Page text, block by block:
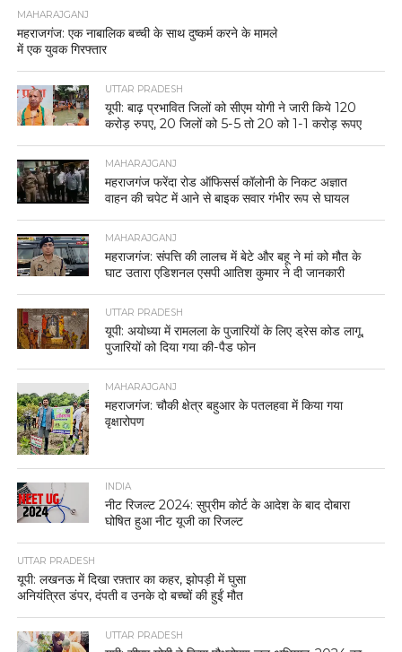
MAHARAJGANJ
महराजगंज: एक नाबालिक बच्ची के साथ दुष्कर्म करने के मामले
में एक युवक गिरफ्तार
UTTAR PRADESH
यूपी: बाढ़ प्रभावित जिलों को सीएम योगी ने जारी किये 120
करोड़ रुपए, 20 जिलों को 5-5 तो 20 को 1-1 करोड़ रूपए
MAHARAJGANJ
महराजगंज फरेंदा रोड ऑफिसर्स कॉलोनी के निकट अज्ञात
वाहन की चपेट में आने से बाइक सवार गंभीर रूप से घायल
MAHARAJGANJ
महराजगंज: संपत्ति की लालच में बेटे और बहू ने मां को मौत के
घाट उतारा एडिशनल एसपी आतिश कुमार ने दी जानकारी
UTTAR PRADESH
यूपी: अयोध्या में रामलला के पुजारियों के लिए ड्रेस कोड लागू,
पुजारियों को दिया गया की-पैड फोन
MAHARAJGANJ
महराजगंज: चौकी क्षेत्र बहुआर के पतलहवा में किया गया
वृक्षारोपण
INDIA
नीट रिजल्ट 2024: सुप्रीम कोर्ट के आदेश के बाद दोबारा
घोषित हुआ नीट यूजी का रिजल्ट
UTTAR PRADESH
यूपी: लखनऊ में दिखा रफ़्तार का कहर, झोपड़ी में घुसा
अनियंत्रित डंपर, दंपती व उनके दो बच्चों की हुईं मौत
UTTAR PRADESH